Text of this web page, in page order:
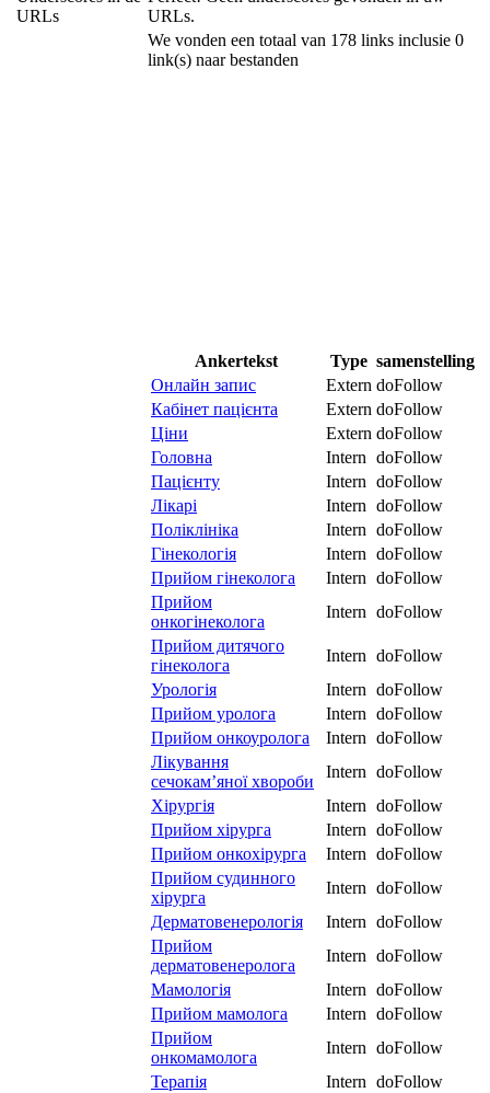
URLs
URLs.
We vonden een totaal van 178 links inclusie 0
link(s) naar bestanden
Ankertekst Type samenstelling
Онлайн запис
Extern doFollow
Кабінет пацієнта
Extern doFollow
Ціни
Extern doFollow
Головна
Intern doFollow
Пацієнту
Intern doFollow
Лікарі
Intern doFollow
Поліклініка
Intern doFollow
Гінекологія
Intern doFollow
Прийом гінеколога
Intern doFollow
Прийом
онкогінеколога
Intern doFollow
Прийом дитячого
гінеколога
Intern doFollow
Урологія
Intern doFollow
Прийом уролога
Intern doFollow
Прийом онкоуролога
Intern doFollow
Лікування
сечокам’яної хвороби
Intern doFollow
Хірургія
Intern doFollow
Прийом хірурга
Intern doFollow
Прийом онкохірурга
Intern doFollow
Прийом судинного
хірурга
Intern doFollow
Дерматовенерологія
Intern doFollow
Прийом
дерматовенеролога
Intern doFollow
Мамологія
Intern doFollow
Прийом мамолога
Intern doFollow
Прийом
онкомамолога
Intern doFollow
Терапія
Intern doFollow